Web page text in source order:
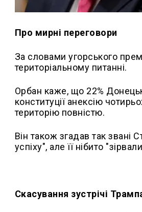
Про мирні переговори
За словами угорського
територіальному питанні.
Орбан каже, що 22%
конституції анексію
територію повністю.
Він також згадав так звані
успіху", але її нібито
Скасування зустрічі